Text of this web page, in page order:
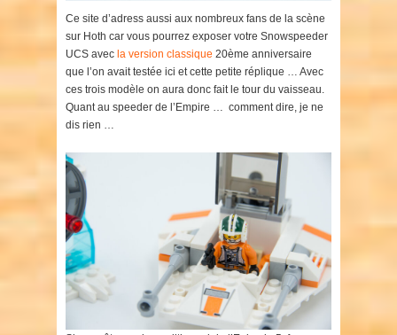
Ce site d’adress aussi aux nombreux fans de la scène
sur Hoth car vous pourrez exposer votre Snowspeeder
UCS avec la version classique 20ème anniversaire
que l’on avait testée ici et cette petite réplique … Avec
ces trois modèle on aura donc fait le tour du vaisseau.
Quant au speeder de l’Empire … comment dire, je ne
dis rien …